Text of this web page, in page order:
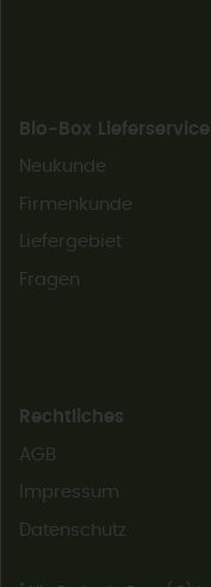
Bio-Box Lieferservice
Neukunde
Firmenkunde
Liefergebiet
Fragen
Rechtliches
AGB
Impressum
Datenschutz